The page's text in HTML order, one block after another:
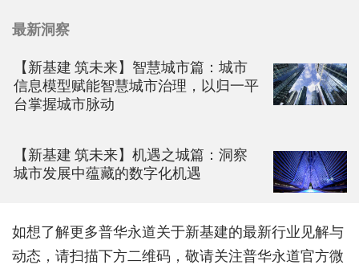
最新洞察
【新基建 筑未来】智慧城市篇：城市
信息模型赋能智慧城市治理，以归一平
台掌握城市脉动
【新基建 筑未来】机遇之城篇：洞察
城市发展中蕴藏的数字化机遇
如想了解更多普华永道关于新基建的最新行业见解与
动态，请扫描下方二维码，敬请关注普华永道官方微